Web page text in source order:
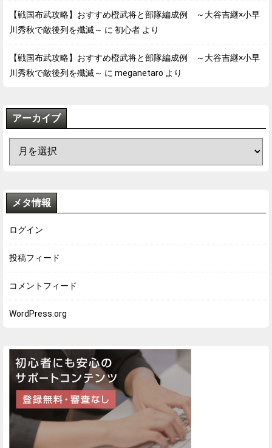
【戦国布武攻略】おすすめ橙武将と部隊編成例 ～大谷吉継×小早
川秀秋で敵後列を殲滅～ に 初心者 より
【戦国布武攻略】おすすめ橙武将と部隊編成例 ～大谷吉継×小早
川秀秋で敵後列を殲滅～ に meganetaro より
アーカイブ
メタ情報
ログイン
投稿フィード
コメントフィード
WordPress.org